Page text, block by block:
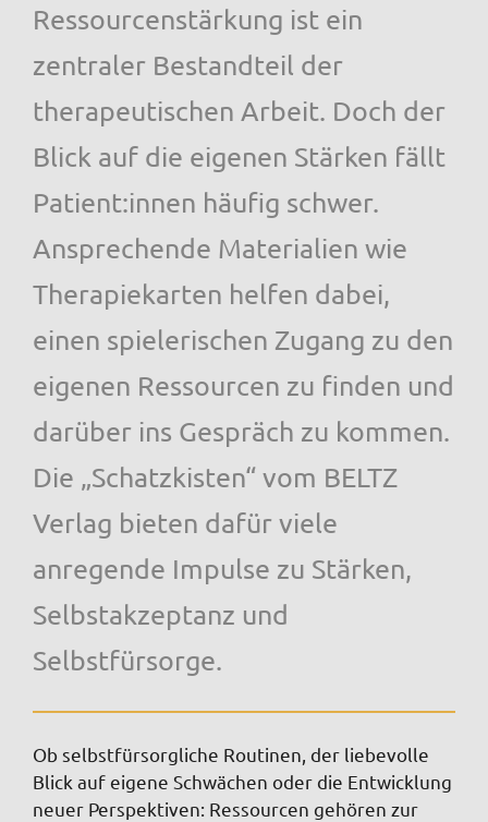
Ressourcenstärkung ist ein
zentraler Bestandteil der
therapeutischen Arbeit. Doch der
Blick auf die eigenen Stärken fällt
Patient:innen häufig schwer.
Ansprechende Materialien wie
Therapiekarten helfen dabei,
einen spielerischen Zugang zu den
eigenen Ressourcen zu finden und
darüber ins Gespräch zu kommen.
Die „Schatzkisten“ vom BELTZ
Verlag bieten dafür viele
anregende Impulse zu Stärken,
Selbstakzeptanz und
Selbstfürsorge.
Ob selbstfürsorgliche Routinen, der liebevolle
Blick auf eigene Schwächen oder die Entwicklung
neuer Perspektiven: Ressourcen gehören zur